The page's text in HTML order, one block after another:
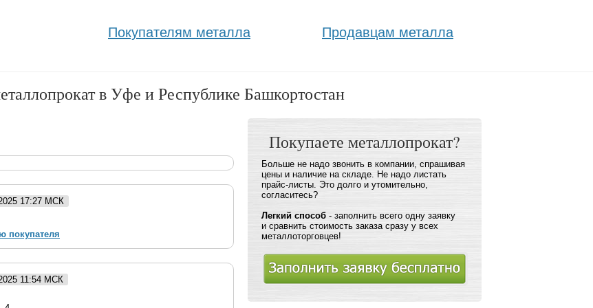
Покупателям металла Продавцам металла
в Уфе и Республике Башкортостан
17:27 МСК
покупателя
11:54 МСК
Покупаете металлопрокат?
Больше не надо звонить в компании, спрашивая
цены и наличие на складе. Не надо листать
прайс-листы. Это долго и утомительно,
согласитесь?
Легкий способ - заполнить всего одну заявку
и сравнить стоимость заказа сразу у всех
металлоторговцев!